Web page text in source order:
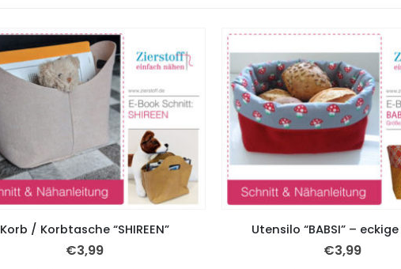
Korb / Korbtasche “SHIREEN”
€3,99
Utensilo “BABSI” –
€3,99